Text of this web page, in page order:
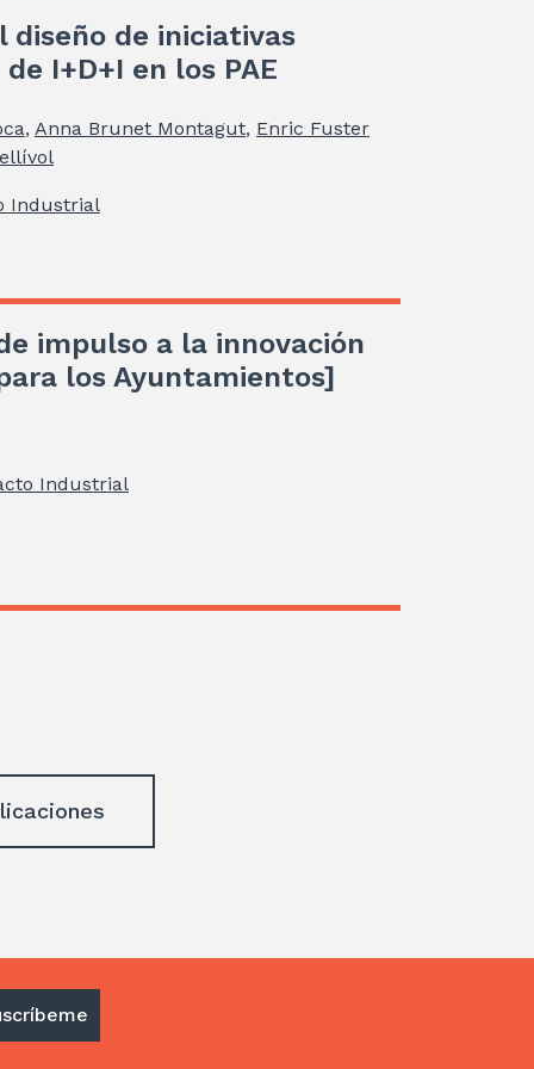
diseño de iniciativas
I+D+I en los PAE
, Anna Brunet Montagut, Enric Fuster
Industrial
impulso a la innovación
los Ayuntamientos]
Industrial